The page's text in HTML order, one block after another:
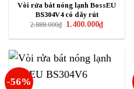
Vòi rửa bát nóng lạnh BossEU
BS304V4 có dây rút
2.888.000₫ Giá
là:
1.400.000₫Giá
hiện
tại
-56%